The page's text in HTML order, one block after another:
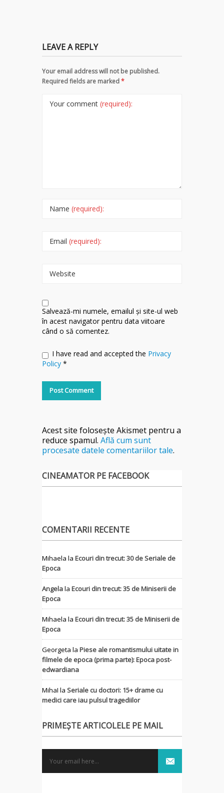
LEAVE A REPLY
Your email address will not be published.
Required fields are marked*
Your comment (required):
Name (required):
Email (required):
Website
Salvează-mi numele, emailul și site-ul web
în acest navigator pentru data viitoare
când o să comentez.
I have read and accepted the Privacy
Policy *
Acest site folosește Akismet pentru a
reduce spamul. Află cum sunt
procesate datele comentariilor tale.
CINEAMATOR PE FACEBOOK
COMENTARII RECENTE
Mihaela la Ecouri din trecut: 30 de Seriale de
Epoca
Angelala Ecouri din trecut: 35 de Miniserii de
Epoca
Mihaela la Ecouri din trecut: 35 de Miniserii de
Epoca
Georgeta la Piese ale romantismului uitate in
filmele de epoca (prima parte): Epoca post-
edwardiana
MihaI la Seriale cu doctori: 15+ drame cu
medici care iau pulsul tragediilor
PRIMEȘTE ARTICOLELE PE MAIL